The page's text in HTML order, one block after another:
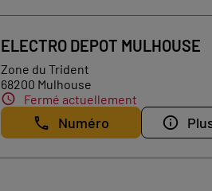
ELECTRO DEPOT MULHOUSE
Zone du Trident
68200 Mulhouse
Fermé actuellement
Numéro